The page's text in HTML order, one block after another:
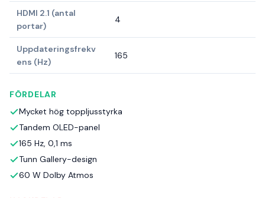
HDMI 2.1 (antal
portar)
4
Uppdateringsfrekv
ens (Hz)
165
FÖRDELAR
Mycket hög toppljusstyrka
Tandem OLED-panel
165 Hz, 0,1 ms
Tunn Gallery-design
60 W Dolby Atmos